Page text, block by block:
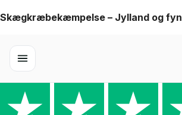
Skip
content
Skægkræbekæmpelse – Jylland og fyn